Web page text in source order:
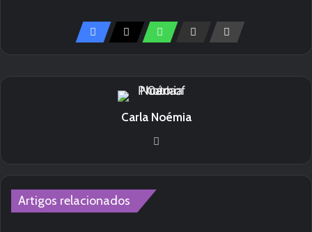
Carla Noémia
Artigos relacionados